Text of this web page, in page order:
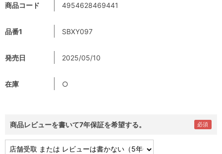
商品コード 4954628469441
品番1 SBXY097
発売日 2025/05/10
在庫 ○
商品レビューを書いて7年保証を希望する。